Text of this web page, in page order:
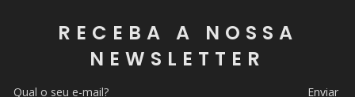
RECEBA A NOSSA
NEWSLETTER
Enviar